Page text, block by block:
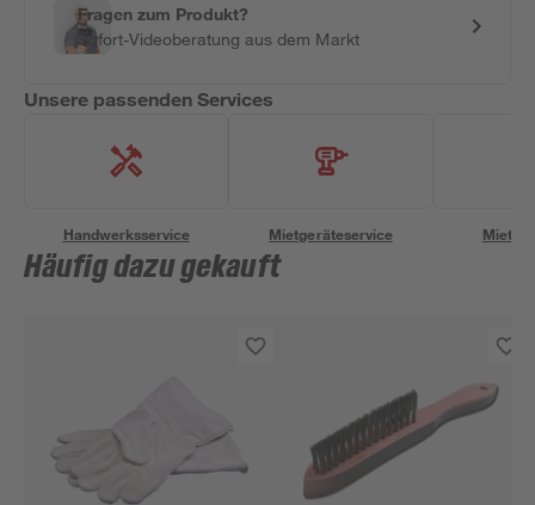
Fragen zum Produkt?
Sofort-Videoberatung aus dem Markt
Unsere passenden Services
Handwerksservice Mietgeräteservice
Häufig dazu gekauft